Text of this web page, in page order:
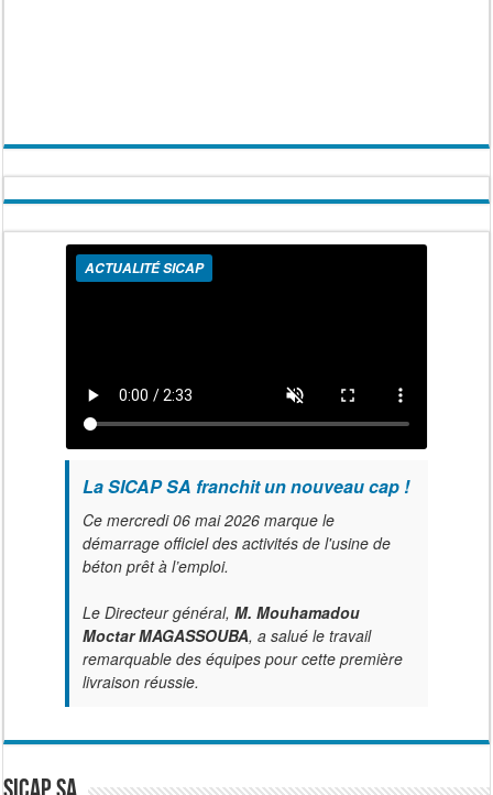
ACTUALITÉ SICAP
La SICAP SA franchit un nouveau cap !
Ce mercredi 06 mai 2026 marque le
démarrage officiel des activités de l'usine de
béton prêt à l’emploi.
Le Directeur général, M. Mouhamadou
Moctar MAGASSOUBA, a salué le travail
remarquable des équipes pour cette première
livraison réussie.